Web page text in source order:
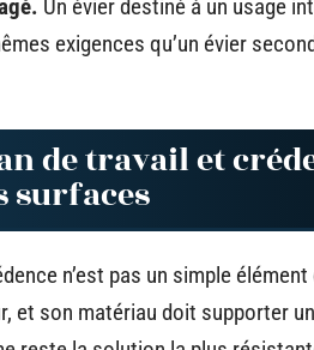
Un évier destiné à un usage
exigences qu’un évier
de travail et
surfaces
n’est pas un simple
et son matériau doit supporter